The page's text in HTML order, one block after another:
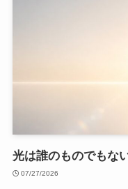
光は誰のものでもな
07/27/2026